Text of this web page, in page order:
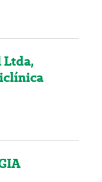
Ltda,